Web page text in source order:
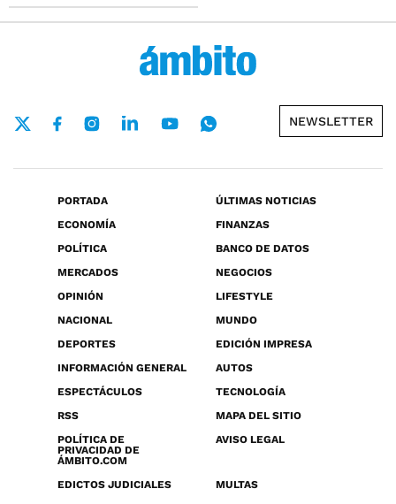
NEWSLETTER
PORTADA
ÚLTIMAS NOTICIAS
ECONOMÍA
FINANZAS
POLÍTICA
BANCO DE DATOS
MERCADOS
NEGOCIOS
OPINIÓN
LIFESTYLE
NACIONAL
MUNDO
DEPORTES
EDICIÓN IMPRESA
INFORMACIÓN GENERAL
AUTOS
ESPECTÁCULOS
TECNOLOGÍA
RSS
MAPA DEL SITIO
POLÍTICA DE
PRIVACIDAD DE
ÁMBITO.COM
AVISO LEGAL
EDICTOS JUDICIALES
MULTAS